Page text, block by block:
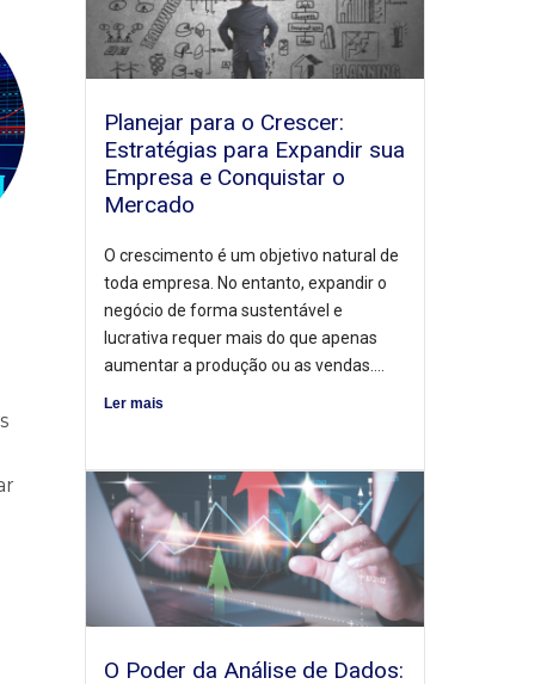
Planejar para o Crescer:
Estratégias para Expandir sua
Empresa e Conquistar o
Mercado
O crescimento é um objetivo natural de
toda empresa. No entanto, expandir o
negócio de forma sustentável e
lucrativa requer mais do que apenas
aumentar a produção ou as vendas....
Ler mais
O Poder da Análise de Dados: